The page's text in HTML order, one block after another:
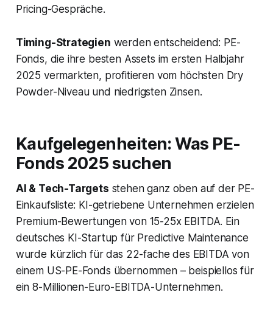
Pricing-Gespräche.
Timing-Strategien werden entscheidend: PE-
Fonds, die ihre besten Assets im ersten Halbjahr
2025 vermarkten, profitieren vom höchsten Dry
Powder-Niveau und niedrigsten Zinsen.
Kaufgelegenheiten: Was PE-
Fonds 2025 suchen
AI & Tech-Targets stehen ganz oben auf der PE-
Einkaufsliste: KI-getriebene Unternehmen erzielen
Premium-Bewertungen von 15-25x EBITDA. Ein
deutsches KI-Startup für Predictive Maintenance
wurde kürzlich für das 22-fache des EBITDA von
einem US-PE-Fonds übernommen – beispiellos für
ein 8-Millionen-Euro-EBITDA-Unternehmen.